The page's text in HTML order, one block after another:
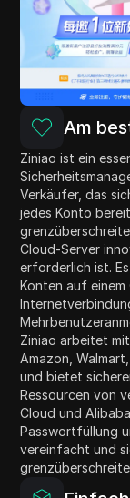
Am
Ziniao ist ein
Verkäufer, das
jedes Konto
Cloud-Server
erforderlich ist.
Konten auf
Ziniao arbeitet
Amazon,
und bietet
Ressourcen von
Cloud und
Passwortfüllung
vereinfacht und